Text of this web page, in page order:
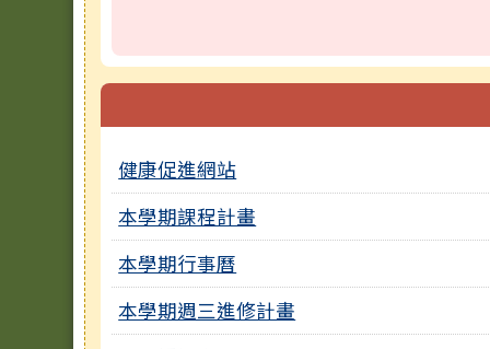
健康促進網站
本學期課程計畫
本學期行事曆
本學期週三進修計畫